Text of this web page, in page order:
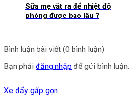
Sữa mẹ vắt ra để nhiệt độ
phòng được bao lâu ?
Bình luận bài viết (0 bình luận)
Bạn phải đăng nhập để gửi bình luận.
Xe đẩy gấp gọn